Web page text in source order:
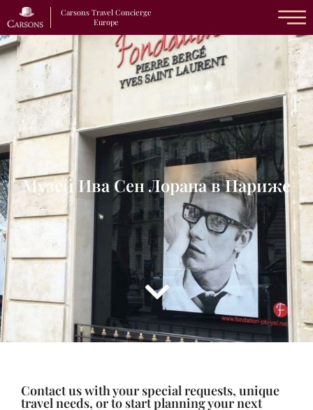
Carsons Travel Concierge
Europe
Музей Ива Сен Лорана в Париже
Contact us with your special requests, unique
travel needs, or to start planning your next